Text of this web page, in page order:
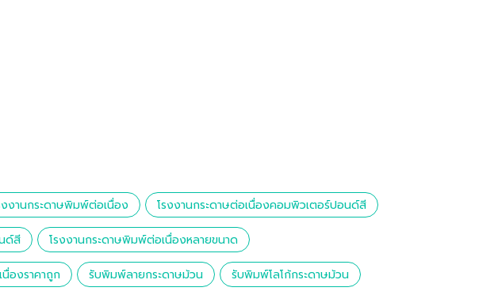
งงานกระดาษพิมพ์ต่อเนื่อง โรงงานกระดาษต่อเนื่องคอมพิวเตอร์ปอนด์สี
ด์สี โรงงานกระดาษพิมพ์ต่อเนื่องหลายขนาด
องราคาถูก รับพิมพ์ลายกระดาษม้วน รับพิมพ์โลโก้กระดาษม้วน